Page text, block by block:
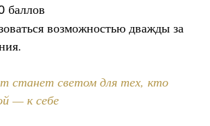
баллов
возможностью дважды за
станет светом для тех, кто
— к себе